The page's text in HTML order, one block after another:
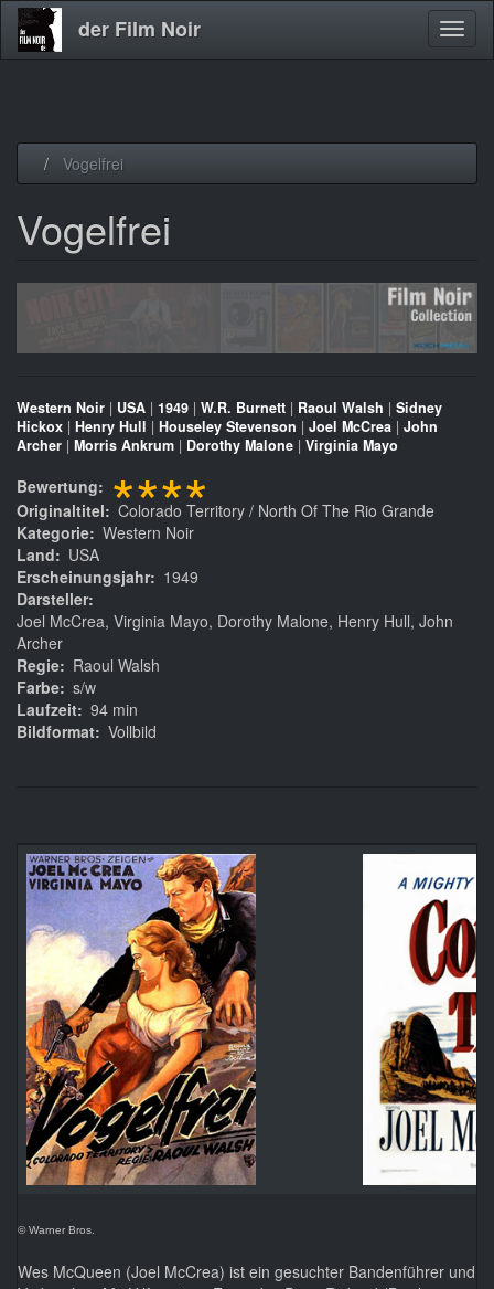
der Film Noir
Vogelfrei
Vogelfrei
Western Noir | USA | 1949 | W.R. Burnett | Raoul Walsh | Sidney
Hickox | Henry Hull | Houseley Stevenson | Joel McCrea | John
Archer | Morris Ankrum | Dorothy Malone | Virginia Mayo
Bewertung ****
Originaltitel
Colorado Territory / North Of The Rio Grande
Kategorie Western Noir
Land
USA
Erscheinungsjahr
1949
Darsteller
Joel McCrea, Virginia Mayo, Dorothy Malone, Henry Hull, John
Archer
Regie
Raoul Walsh
Farbe s/w
Laufzeit 94 min
Bildformat Vollbild
© Warner Bros.
Wes McQueen (Joel McCrea) ist ein gesuchter Bandenführer und